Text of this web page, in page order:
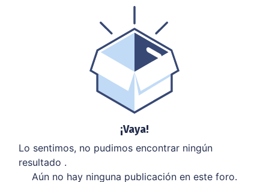
¡Vaya!
Lo sentimos, no pudimos encontrar ningún
resultado .
Aún no hay ninguna publicación en este foro.